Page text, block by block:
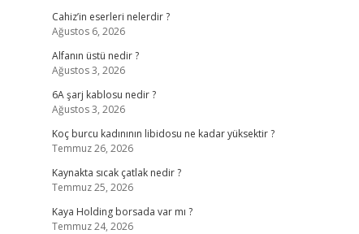
Cahiz’in eserleri nelerdir ?
Ağustos 6, 2026
Alfanın üstü nedir ?
Ağustos 3, 2026
6A şarj kablosu nedir ?
Ağustos 3, 2026
Koç burcu kadınının libidosu ne kadar yüksektir ?
Temmuz 26, 2026
Kaynakta sıcak çatlak nedir ?
Temmuz 25, 2026
Kaya Holding borsada var mı ?
Temmuz 24, 2026